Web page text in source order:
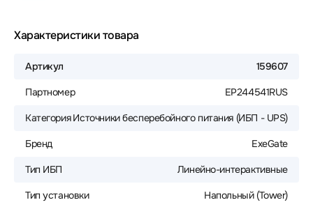
Характеристики товара
Артикул 159607
Партномер EP244541RUS
Категория Источники бесперебойного питания (ИБП - UPS)
Бренд ExeGate
Тип ИБП Линейно-интерактивные
Тип установки Напольный (Tower)